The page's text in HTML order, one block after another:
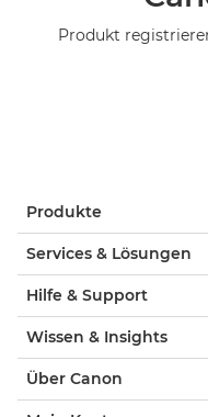
Produkt
Produkte
Services & Lösungen
Hilfe & Support
Wissen & Insights
Über Canon